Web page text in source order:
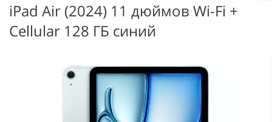
iPad Air (2024) 11 дюймов Wi-Fi +
Cellular 128 ГБ синий